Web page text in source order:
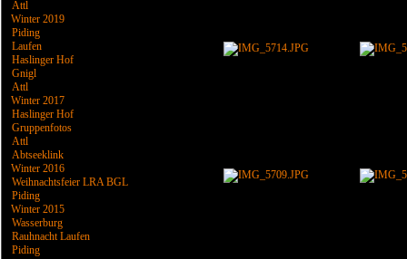
Attl
Winter 2019
Piding
Laufen
Haslinger Hof
Gnigl
Attl
Winter 2017
Haslinger Hof
Gruppenfotos
Attl
Abtseeklink
Winter 2016
Weihnachtsfeier LRA BGL
Piding
Winter 2015
Wasserburg
Rauhnacht Laufen
Piding